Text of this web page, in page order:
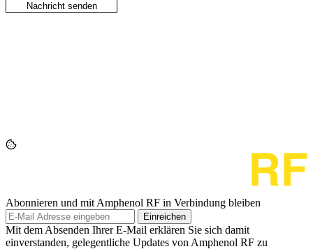
Abonnieren und mit Amphenol RF in Verbindung bleiben
Einreichen
Mit dem Absenden Ihrer E-Mail erklären Sie sich damit
einverstanden, gelegentliche Updates von Amphenol RF zu